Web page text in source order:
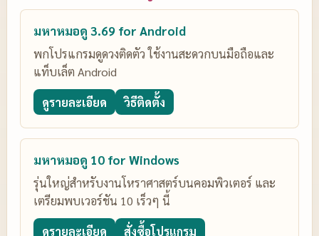
มหาหมอดู 3.69 for Android
พกโปรแกรมดูดวงติดตัว ใช้งานสะดวกบนมือถือและ
แท็บเล็ต Android
ดูรายละเอียด วิธีติดตั้ง
มหาหมอดู 10 for Windows
รุ่นใหญ่สำหรับงานโหราศาสตร์บนคอมพิวเตอร์ และ
เตรียมพบเวอร์ชัน 10 เร็วๆ นี้
ดูรายละเอียด สั่งซื้อโปรแกรม